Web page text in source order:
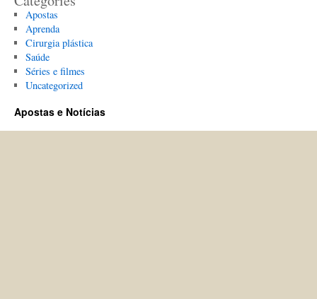
Apostas
Aprenda
Cirurgia plástica
Saúde
Séries e filmes
Uncategorized
Apostas e Notícias